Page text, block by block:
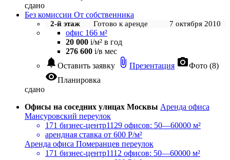
сдано
Без комиссии От собственника
2-й этаж Готово к аренде 7 октября 2010
офис 166 м²
20 000 i/м² в год
276 600 i/в мес
notifications Оставить заявку attach_file Презентация photo_cameraФото (8)
visibilityПланировка
сдано
Офисы на соседних улицах Москвы Аренда офиса
Мансуровский переулок
171 бизнес-центр1129 офисов: 50—60000 м²
арендная ставка от 600 Р/м²
Аренда офиса Померанцев переулок
171 бизнес-центр1112 офисов: 50—60000 м²